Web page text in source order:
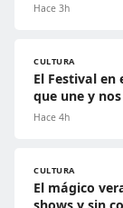
Hace 3h
CULTURA
El Festival en
que une y
Hace 4h
CULTURA
El mágico
shows y sin